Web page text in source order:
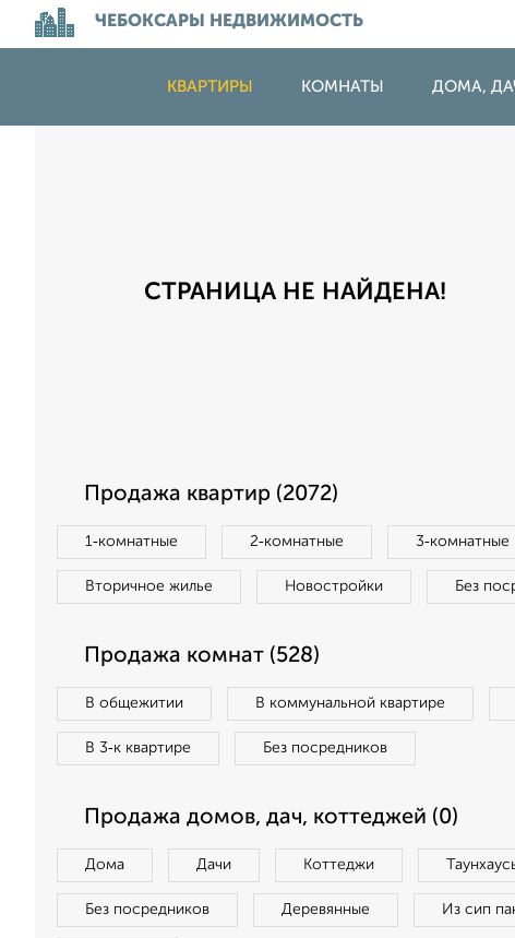
ЧЕБОКСАРЫ НЕДВИЖИМОСТЬ
КВАРТИРЫ КОМНАТЫ ДОМА,
СТРАНИЦА НЕ НАЙДЕНА!
Продажа квартир (2072)
1‑комнатные 2‑комнатные 3‑комнатные
Вторичное жилье Новостройки Без
Продажа комнат (528)
В общежитии В коммунальной квартире
В 3‑к квартире Без посредников
Продажа домов, дач, коттеджей (0)
Дома Дачи Коттеджи
Без посредников Деревянные Из сип